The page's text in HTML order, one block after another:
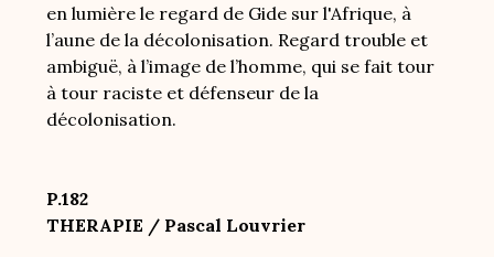
en lumière le regard de Gide sur l'Afrique, à
l’aune de la décolonisation. Regard trouble et
ambiguë, à l’image de l’homme, qui se fait tour
à tour raciste et défenseur de la
décolonisation.
P.182
THERAPIE / Pascal Louvrier